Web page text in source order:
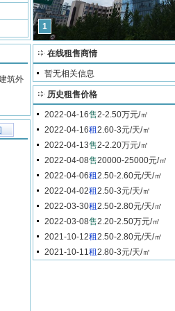
筑外
1
在线租售商情
暂无相关信息
历史租售价格
2022-04-16售2-2.50万元/㎡
2022-04-16租2.60-3元/天/㎡
2022-04-13售2-2.20万元/㎡
2022-04-08售20000-25000元/㎡
2022-04-06租2.50-2.60元/天/㎡
2022-04-02租2.50-3元/天/㎡
2022-03-30租2.50-2.80元/天/㎡
2022-03-08售2.20-2.50万元/㎡
2021-10-12租2.50-2.80元/天/㎡
2021-10-11租2.80-3元/天/㎡